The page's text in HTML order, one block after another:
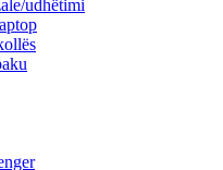
udhëtimi